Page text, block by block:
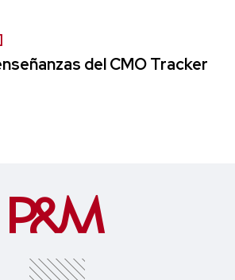
del CMO Tracker